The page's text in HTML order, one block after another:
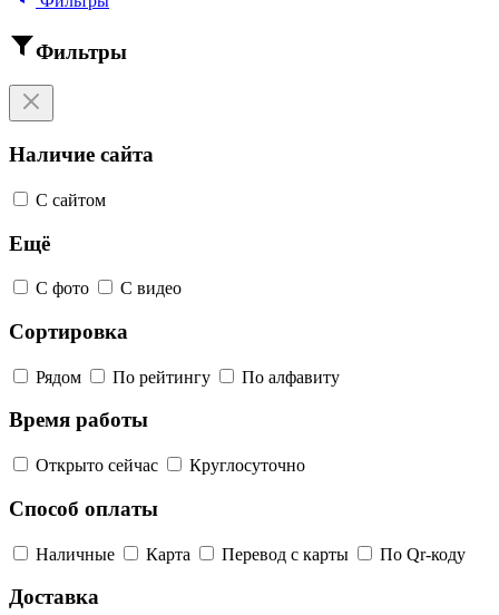
Фильтры
Наличие сайта
С сайтом
Ещё
С фото С видео
Сортировка
Рядом По рейтингу По алфавиту
Время работы
Открыто сейчас Круглосуточно
Способ оплаты
Наличные Карта Перевод с карты По Qr-коду
Доставка